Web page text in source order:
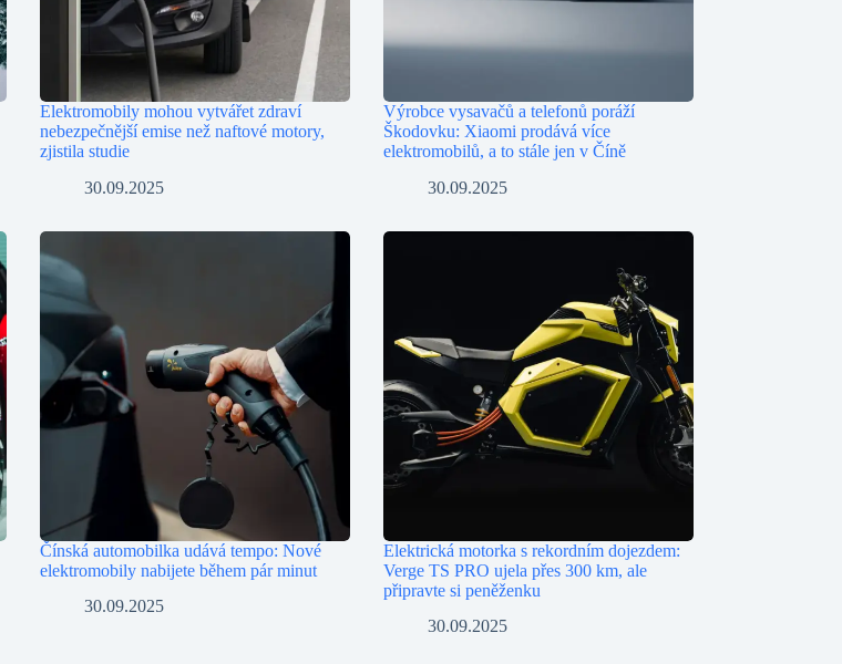
Elektromobily mohou vytvářet zdraví
nebezpečnější emise než naftové motory,
zjistila studie
30.09.2025
Výrobce vysavačů a telefonů poráží
Škodovku: Xiaomi prodává více
elektromobilů, a to stále jen v Číně
30.09.2025
Čínská automobilka udává tempo: Nové
elektromobily nabijete během pár minut
30.09.2025
Elektrická motorka s rekordním dojezdem:
Verge TS PRO ujela přes 300 km, ale
připravte si peněženku
30.09.2025